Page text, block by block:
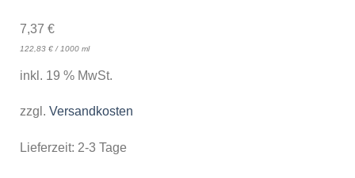
7,37 €
122,83 €/ 1000 ml
inkl. 19 % MwSt.
zzgl. Versandkosten
Lieferzeit: 2-3 Tage